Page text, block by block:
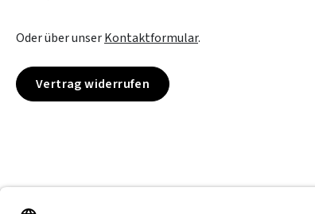
Oder über unserKontaktformular.
Vertrag widerrufen